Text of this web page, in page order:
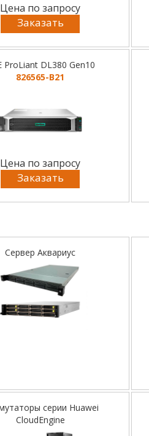
Цена по запросу
Заказать
ProLiant DL380 Gen10
826565-B21
Цена по запросу
Заказать
Сервер Аквариус
серии Huawei
CloudEngine